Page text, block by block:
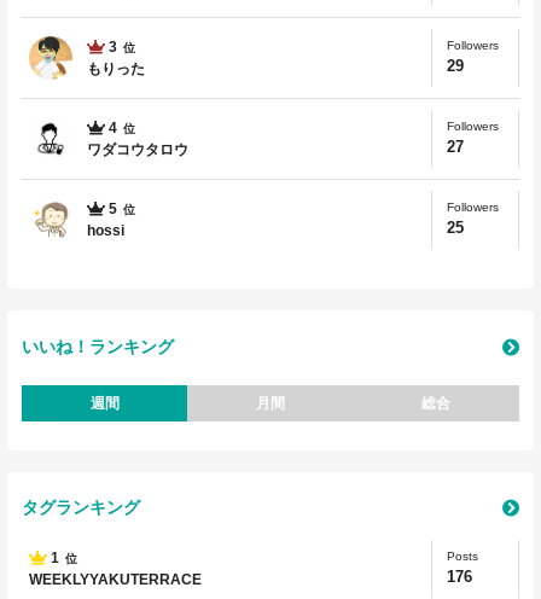
3 位
もりった
Followers
29
4 位
ワダコウタロウ
Followers
27
5 位
hossi
Followers
25
いいね！ランキング
週間 月間 総合
タグランキング
1 位
WEEKLYYAKUTERRACE
Posts
176